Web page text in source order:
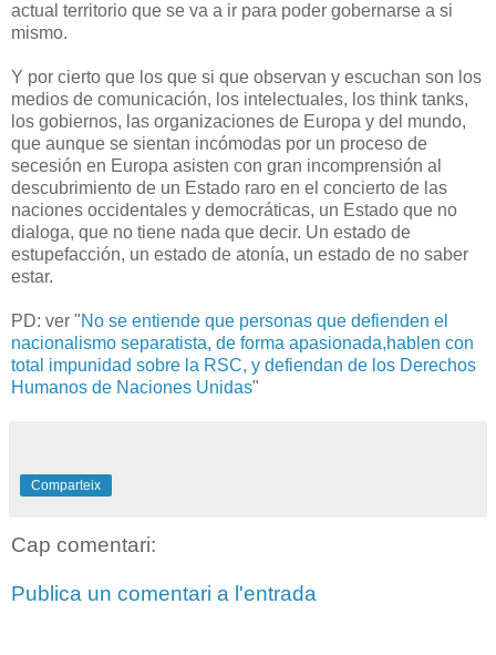
actual territorio que se va a ir para poder gobernarse a si
mismo.
Y por cierto que los que si que observan y escuchan son los
medios de comunicación, los intelectuales, los think tanks,
los gobiernos, las organizaciones de Europa y del mundo,
que aunque se sientan incómodas por un proceso de
secesión en Europa asisten con gran incomprensión al
descubrimiento de un Estado raro en el concierto de las
naciones occidentales y democráticas, un Estado que no
dialoga, que no tiene nada que decir. Un estado de
estupefacción, un estado de atonía, un estado de no saber
estar.
PD: ver "No se entiende que personas que defienden el
nacionalismo separatista, de forma apasionada,hablen con
total impunidad sobre la RSC, y defiendan de los Derechos
Humanos de Naciones Unidas"
Comparteix
Cap comentari:
Publica un comentari a l'entrada